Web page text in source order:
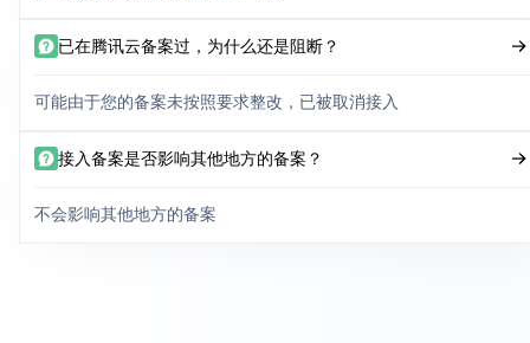
已在腾讯云备案过，为什么还是阻断？
可能由于您的备案未按照要求整改，已被取消接入
接入备案是否影响其他地方的备案？
不会影响其他地方的备案